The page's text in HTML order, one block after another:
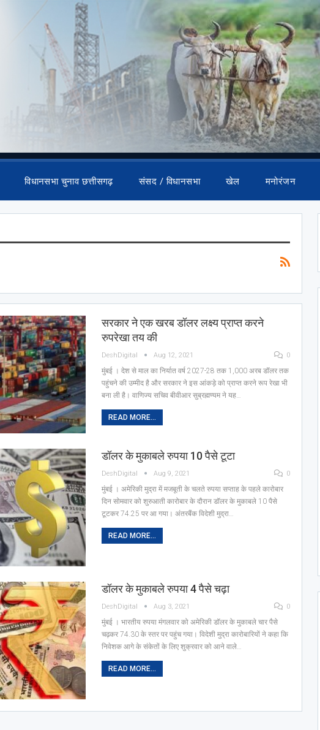
विधानसभा चुनाव छत्तीसगढ़ संसद / विधानसभा खेल मनोरंजन
सरकार ने एक खरब डॉलर लक्ष्य प्राप्त करने
रुपरेखा तय की
DeshDigital Aug 12, 2021 0
मुंबई । देश से माल का निर्यात वर्ष 2027-28 तक 1,000 अरब डॉलर तक
पहुंचने की उम्मीद है और सरकार ने इस आंकड़े को प्राप्त करने रूप रेखा भी
बना ली है। वाणिज्य सचिव बीवीआर सुब्रह्मण्यम ने यह…
READ MORE...
डॉलर के मुकाबले रुपया 10 पैसे टूटा
DeshDigital Aug 9, 2021 0
मुंबई । अमेरिकी मुद्रा में मजबूती के चलते रुपया सप्ताह के पहले कारोबार
‎दिन सोमवार को शुरुआती कारोबार के दौरान डॉलर के मुकाबले 10 पैसे
टूटकर 74.25 पर आ गया। अंतरबैंक विदेशी मुद्रा…
READ MORE...
डॉलर के मुकाबले रुपया 4 पैसे चढ़ा
DeshDigital Aug 3, 2021 0
मुंबई । भारतीय रुपया मंगलवार को अमेरिकी डॉलर के मुकाबले चार पैसे
चढ़कर 74.30 के स्तर पर पहुंच गया। विदेशी मुद्रा कारोबारियों ने कहा कि
निवेशक आगे के संकेतों के लिए शुक्रवार को आने वाले…
READ MORE...